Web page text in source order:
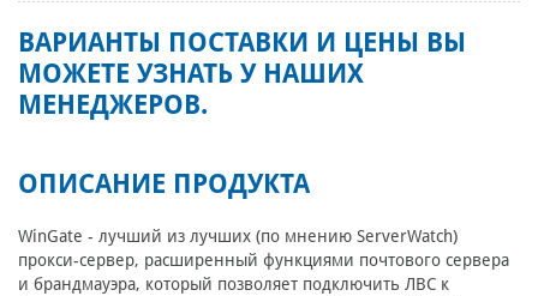
ВАРИАНТЫ ПОСТАВКИ И ЦЕНЫ ВЫ
МОЖЕТЕ УЗНАТЬ У НАШИХ
МЕНЕДЖЕРОВ.
ОПИСАНИЕ ПРОДУКТА
WinGate - лучший из лучших (по мнению ServerWatch)
прокси-сервер, расширенный функциями почтового сервера
и брандмауэра, который позволяет подключить ЛВС к